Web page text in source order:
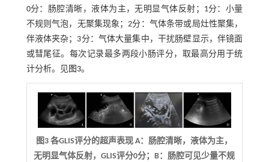
0分：肠腔清晰，液体为主，无明显气体反射；1分：小量
不规则气泡，无聚集现象；2分：气体条带或局灶性聚集，
伴液体夹杂；3分：气体大量集中，干扰肠壁显示，伴镜面
或彗尾征。每次记录最多两段小肠评分，取最高分用于统
计分析。见图3。
图3 各GLIS评分的超声表现 A：肠腔清晰，液体为主，
无明显气体反射，GLIS评分0分；B：肠腔可见少量不规